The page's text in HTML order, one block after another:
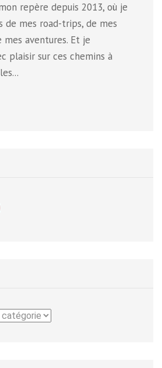
repère depuis 2013, où je
de mes road-trips, de mes
aventures. Et je
plaisir sur ces chemins à